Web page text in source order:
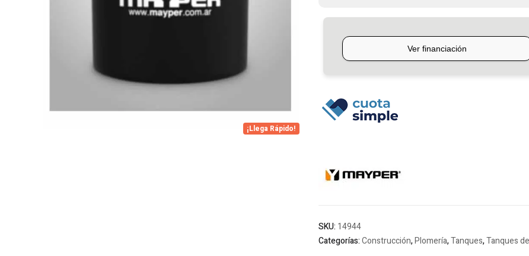
¡Llega Rápido!
SKU: 14944
Categorías:Construcción,Plomería,Tanques,Tanques